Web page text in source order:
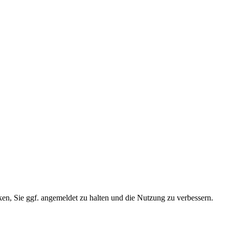
Sie ggf. angemeldet zu halten und die Nutzung zu verbessern.